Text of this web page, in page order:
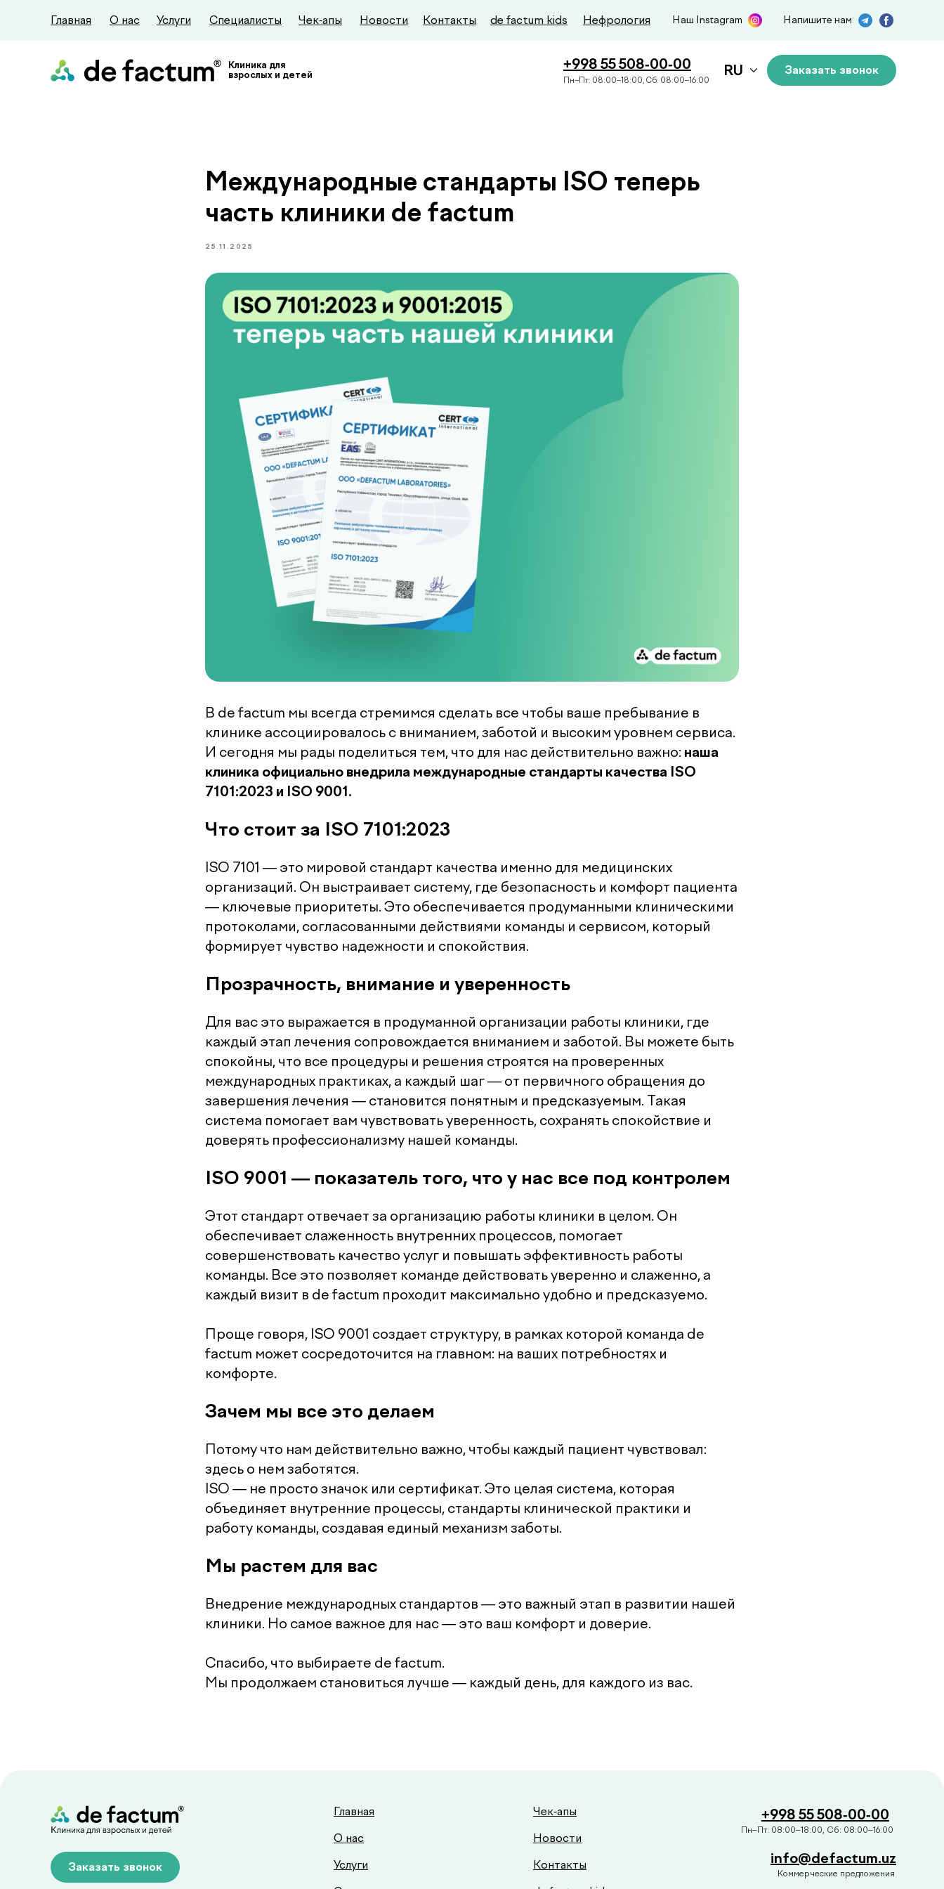
Главная О нас Услуги Специалисты Чек-апы Новости Контакты de factum kids Нефрология Наш Instagram Напишите нам
Клиника для
взрослых и детей
+998 55 508-00-00 RU Заказать звонок
Пн–Пт: 08:00–18:00, Сб: 08:00–16:00
Международные стандарты ISO теперь
часть клиники de factum
25.11.2025
В de factum мы всегда стремимся сделать все чтобы ваше пребывание в
клинике ассоциировалось с вниманием, заботой и высоким уровнем сервиса.
И сегодня мы рады поделиться тем, что для нас действительно важно: наша
клиника официально внедрила международные стандарты качества ISO
7101:2023 и ISO 9001.
Что стоит за ISO 7101:2023
ISO 7101 — это мировой стандарт качества именно для медицинских
организаций. Он выстраивает систему, где безопасность и комфорт пациента
— ключевые приоритеты. Это обеспечивается продуманными клиническими
протоколами, согласованными действиями команды и сервисом, который
формирует чувство надежности и спокойствия.
Прозрачность, внимание и уверенность
Для вас это выражается в продуманной организации работы клиники, где
каждый этап лечения сопровождается вниманием и заботой. Вы можете быть
спокойны, что все процедуры и решения строятся на проверенных
международных практиках, а каждый шаг — от первичного обращения до
завершения лечения — становится понятным и предсказуемым. Такая
система помогает вам чувствовать уверенность, сохранять спокойствие и
доверять профессионализму нашей команды.
ISO 9001 — показатель того, что у нас все под контролем
Этот стандарт отвечает за организацию работы клиники в целом. Он
обеспечивает слаженность внутренних процессов, помогает
совершенствовать качество услуг и повышать эффективность работы
команды. Все это позволяет команде действовать уверенно и слаженно, а
каждый визит в de factum проходит максимально удобно и предсказуемо.
Проще говоря, ISO 9001 создает структуру, в рамках которой команда de
factum может сосредоточится на главном: на ваших потребностях и
комфорте.
Зачем мы все это делаем
Потому что нам действительно важно, чтобы каждый пациент чувствовал:
здесь о нем заботятся.
ISO — не просто значок или сертификат. Это целая система, которая
объединяет внутренние процессы, стандарты клинической практики и
работу команды, создавая единый механизм заботы.
Мы растем для вас
Внедрение международных стандартов — это важный этап в развитии нашей
клиники. Но самое важное для нас — это ваш комфорт и доверие.
Спасибо, что выбираете de factum.
Мы продолжаем становиться лучше — каждый день, для каждого из вас.
Заказать звонок
Главная
О нас
Услуги
Чек-апы
Новости
Контакты
+998 55 508-00-00
Коммерческие предложения
Пн–Пт: 08:00–18:00, Сб: 08:00–16:00
info@defactum.uz